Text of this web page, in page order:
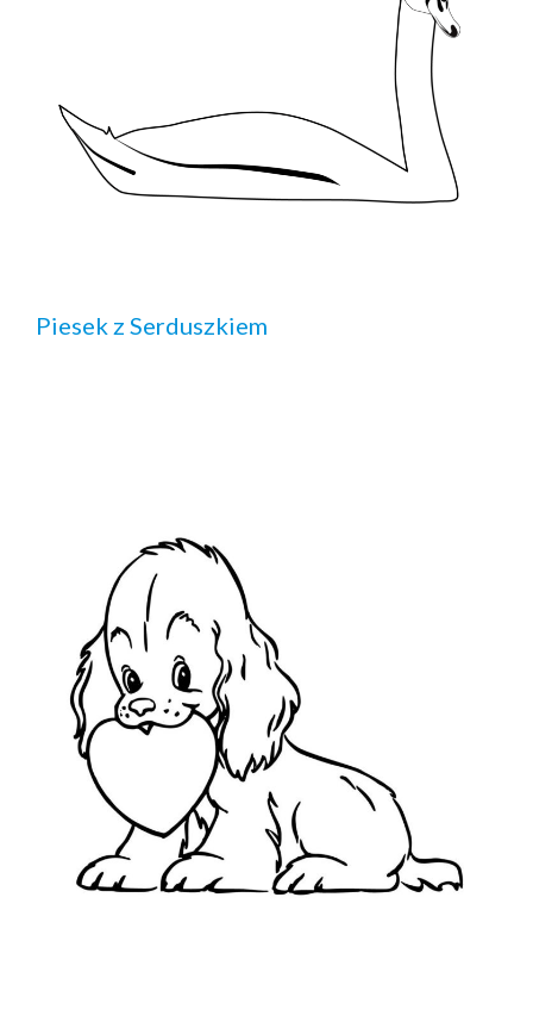
Piesek z Serduszkiem